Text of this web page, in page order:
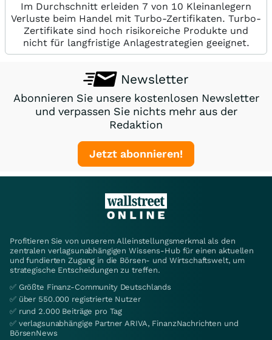
Im Durchschnitt erleiden 7 von 10 Kleinanlegern
Verluste beim Handel mit Turbo-Zertifikaten. Turbo-
Zertifikate sind hoch risikoreiche Produkte und
nicht für langfristige Anlagestrategien geeignet.
Newsletter
Abonnieren Sie unsere kostenlosen Newsletter
und verpassen Sie nichts mehr aus der
Redaktion
Jetzt abonnieren!
Profitieren Sie von unserem Alleinstellungsmerkmal als den
zentralen verlagsunabhängigen Wissens-Hub für einen aktuellen
und fundierten Zugang in die Börsen- und Wirtschaftswelt, um
strategische Entscheidungen zu treffen.
✅ Größte Finanz-Community Deutschlands
✅ über 550.000 registrierte Nutzer
✅ rund 2.000 Beiträge pro Tag
✅ verlagsunabhängige Partner ARIVA, FinanzNachrichten und
BörsenNews